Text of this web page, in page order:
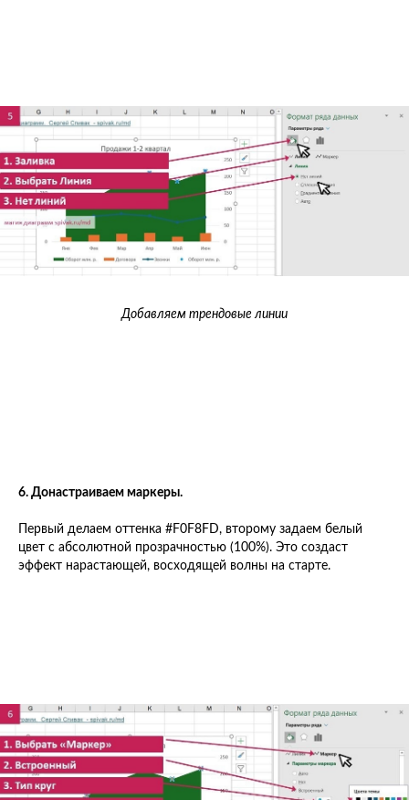
Добавляем трендовые линии
6. Донастраиваем маркеры.
Первый делаем оттенка #F0F8FD, второму задаем белый
цвет с абсолютной прозрачностью (100%). Это создаст
эффект нарастающей, восходящей волны на старте.